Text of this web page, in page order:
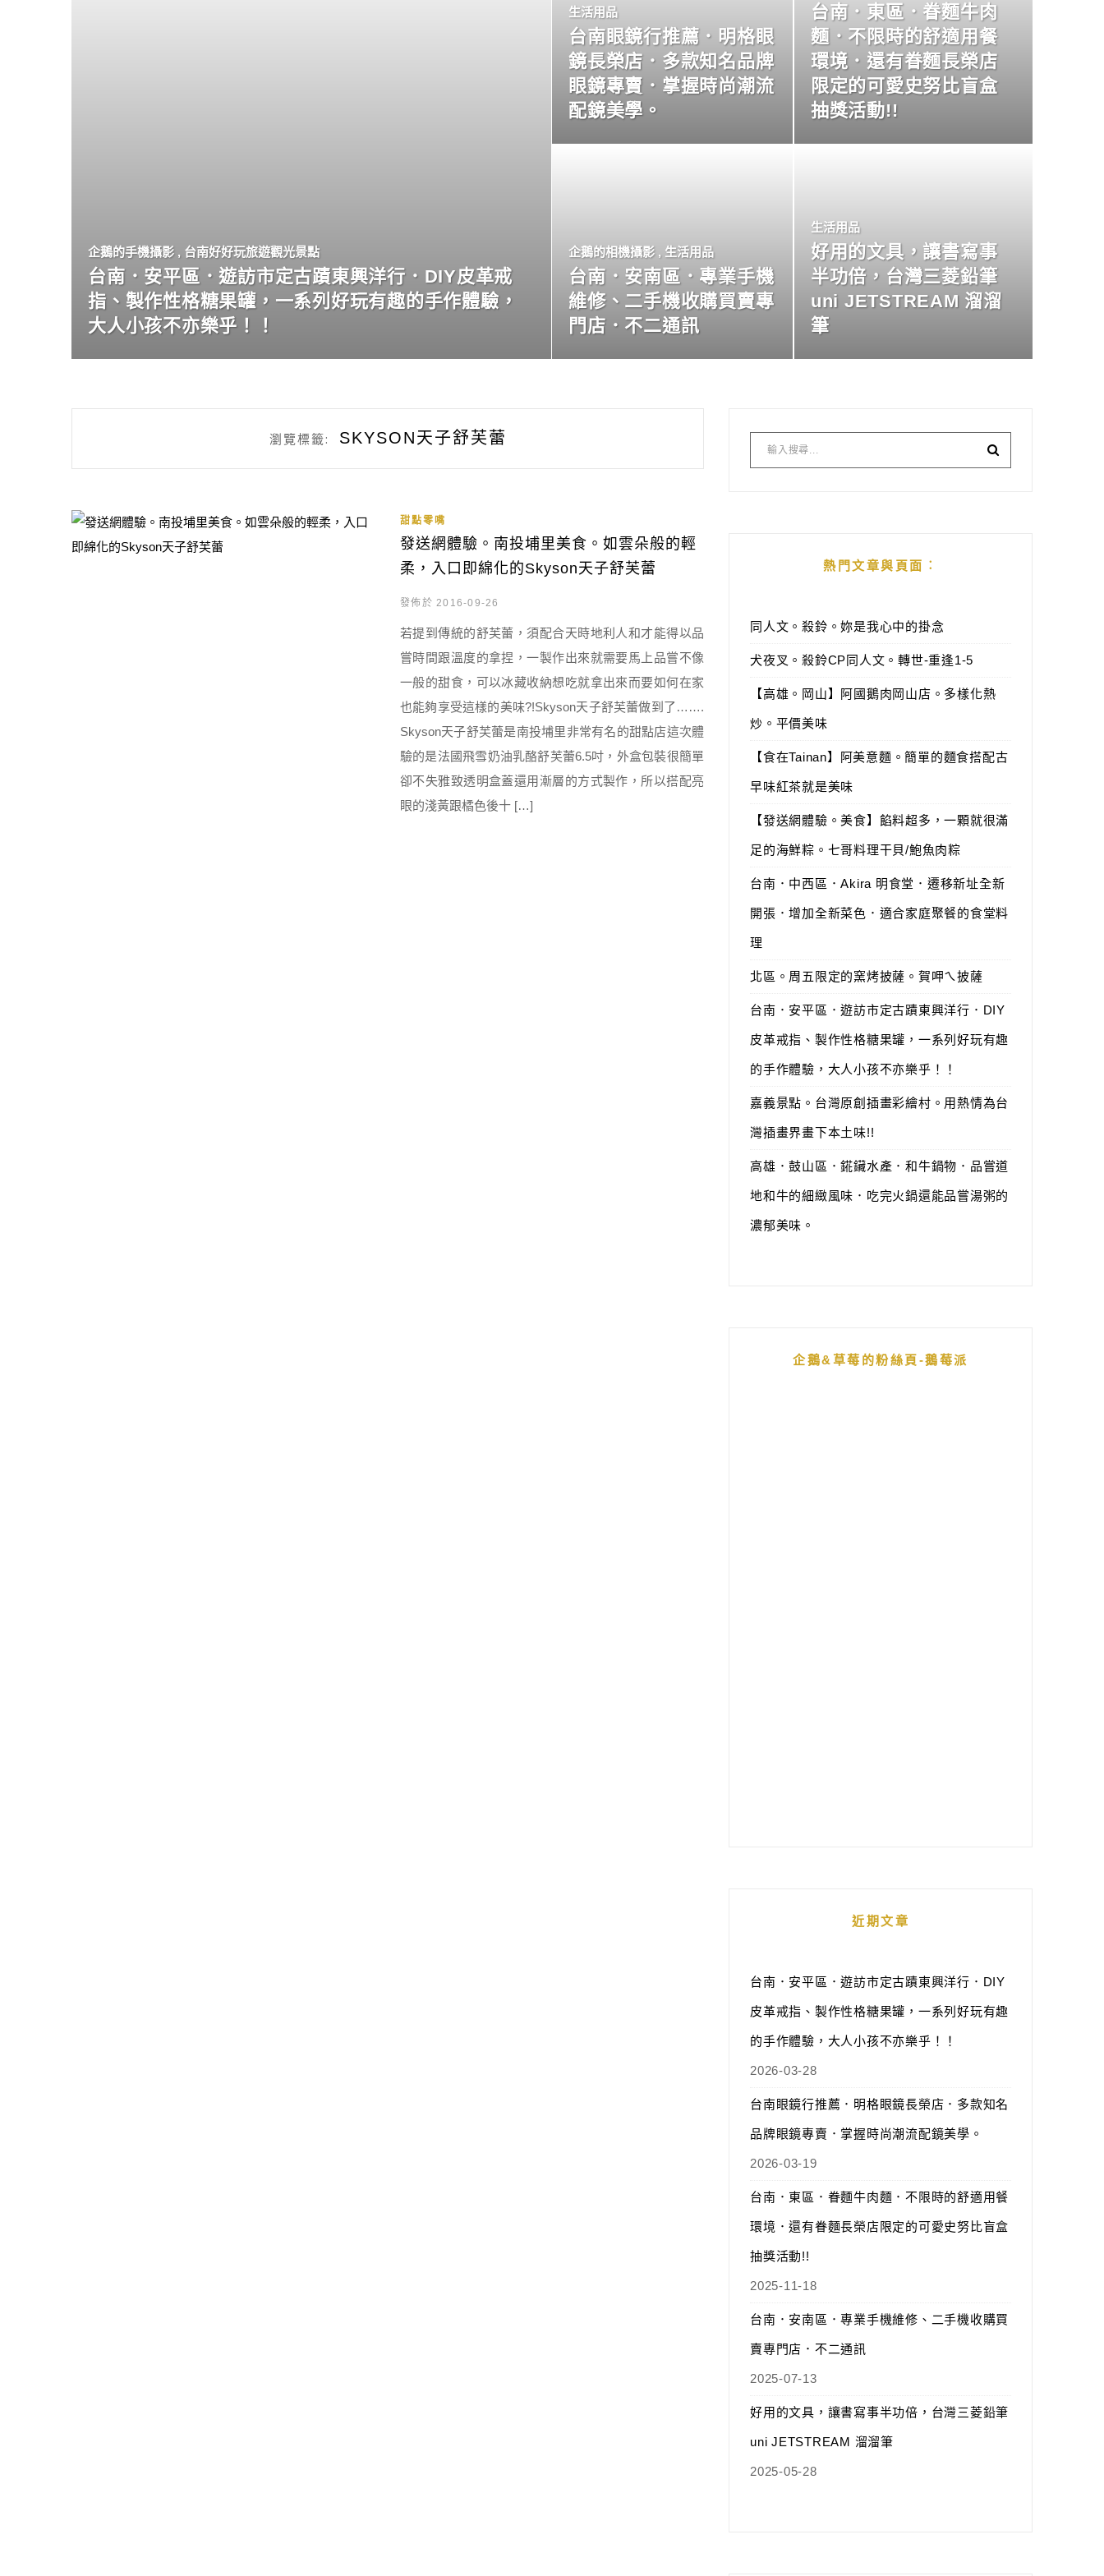
企鵝的手機攝影 , 台南好好玩旅遊觀光景點
台南．安平區．遊訪市定古蹟東興洋行．DIY皮革戒
指、製作性格糖果罐，一系列好玩有趣的手作體驗，
大人小孩不亦樂乎！！
生活用品
台南眼鏡行推薦．明格眼
鏡長榮店．多款知名品牌
眼鏡專賣．掌握時尚潮流
配鏡美學。
台南．東區．眷麵牛肉
麵．不限時的舒適用餐
環境．還有眷麵長榮店
限定的可愛史努比盲盒
抽獎活動!!
企鵝的相機攝影 , 生活用品
台南．安南區．專業手機
維修、二手機收購買賣專
門店．不二通訊
生活用品
好用的文具，讓書寫事
半功倍，台灣三菱鉛筆
uni JETSTREAM 溜溜
筆
瀏覽標籤: SKYSON天子舒芙蕾
甜點零嘴
發送網體驗。南投埔里美食。如雲朵般的輕
柔，入口即綿化的Skyson天子舒芙蕾
發佈於 2016-09-26
若提到傳統的舒芙蕾，須配合天時地利人和才能得以品
嘗時間跟溫度的拿捏，一製作出來就需要馬上品嘗不像
一般的甜食，可以冰藏收納想吃就拿出來而要如何在家
也能夠享受這樣的美味?!Skyson天子舒芙蕾做到了…….
Skyson天子舒芙蕾是南投埔里非常有名的甜點店這次體
驗的是法國飛雪奶油乳酪舒芙蕾6.5吋，外盒包裝很簡單
卻不失雅致透明盒蓋還用漸層的方式製作，所以搭配亮
眼的淺黃跟橘色後十 […]
熱門文章與頁面︰
同人文。殺鈴。妳是我心中的掛念
犬夜叉。殺鈴CP同人文。轉世-重逢1-5
【高雄。岡山】阿國鵝肉岡山店。多樣化熱
炒。平價美味
【食在Tainan】阿美意麵。簡單的麵食搭配古
早味紅茶就是美味
【發送網體驗。美食】餡料超多，一顆就很滿
足的海鮮粽。七哥料理干貝/鮑魚肉粽
台南．中西區．Akira 明食堂．遷移新址全新
開張．增加全新菜色．適合家庭聚餐的食堂料
理
北區。周五限定的窯烤披薩。賀呷ㄟ披薩
台南．安平區．遊訪市定古蹟東興洋行．DIY
皮革戒指、製作性格糖果罐，一系列好玩有趣
的手作體驗，大人小孩不亦樂乎！！
嘉義景點。台灣原創插畫彩繪村。用熱情為台
灣插畫界畫下本土味!!
高雄．鼓山區．錵鑶水產．和牛鍋物．品嘗道
地和牛的細緻風味．吃完火鍋還能品嘗湯粥的
濃郁美味。
企鵝&草莓的粉絲頁-鵝莓派
近期文章
台南．安平區．遊訪市定古蹟東興洋行．DIY
皮革戒指、製作性格糖果罐，一系列好玩有趣
的手作體驗，大人小孩不亦樂乎！！
2026-03-28
台南眼鏡行推薦．明格眼鏡長榮店．多款知名
品牌眼鏡專賣．掌握時尚潮流配鏡美學。
2026-03-19
台南．東區．眷麵牛肉麵．不限時的舒適用餐
環境．還有眷麵長榮店限定的可愛史努比盲盒
抽獎活動!!
2025-11-18
台南．安南區．專業手機維修、二手機收購買
賣專門店．不二通訊
2025-07-13
好用的文具，讓書寫事半功倍，台灣三菱鉛筆
uni JETSTREAM 溜溜筆
2025-05-28